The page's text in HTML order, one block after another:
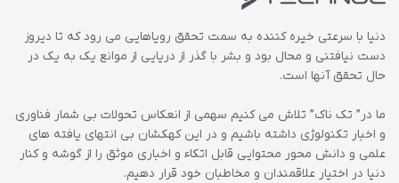
دنیا با سرعتی خیره کننده به سمت تحقق رویاهایی می رود که تا دیروز
دست نیافتنی و محال بود و بشر با گذر از دریایی از موانع یک به یک در
حال تحقق آنها است.
ما در” تک ناک” تلاش می کنیم سهمی از انعکاس تحولات بی شمار فناوری
و اخبار تکنولوژی داشته باشیم و در این کهکشان بی انتهای یافته های
علمی و دانش محور محتوایی قابل اتکاء و اخباری موثق را از گوشه و کنار
دنیا در اختیار علاقمندان و مخاطبان خود قرار دهیم.